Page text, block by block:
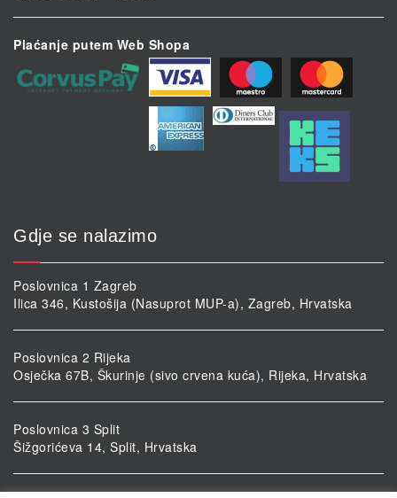
Plaćanje putem Web Shopa
Gdje se nalazimo
Poslovnica 1 Zagreb
Ilica 346, Kustošija (Nasuprot MUP-a), Zagreb, Hrvatska
Poslovnica 2 Rijeka
Osječka 67B, Škurinje (sivo crvena kuća), Rijeka, Hrvatska
Poslovnica 3 Split
Šižgorićeva 14, Split, Hrvatska